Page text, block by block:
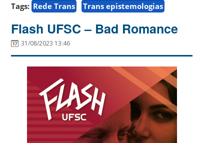
Tags: Rede Trans Trans epistemologias
Flash UFSC – Bad Romance
31/08/2023 13:46